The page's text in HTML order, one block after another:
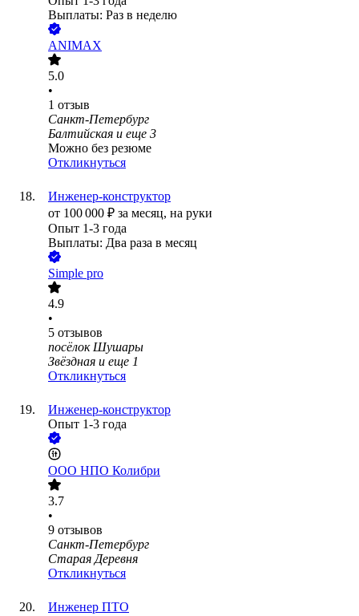
Выплаты: Раз в неделю
ANIMAX
5.0
•
1 отзыв
Санкт-Петербург
Балтийская и еще 3
Можно без резюме
Откликнуться
Инженер-конструктор
от 100 000 ₽ за месяц, на руки
Опыт 1-3 года
Выплаты: Два раза в месяц
Simple pro
4.9
•
5 отзывов
посёлок Шушары
Звёздная и еще 1
Откликнуться
Инженер-конструктор
Опыт 1-3 года
ООО НПО Колибри
3.7
•
9 отзывов
Санкт-Петербург
Старая Деревня
Откликнуться
Инженер ПТО